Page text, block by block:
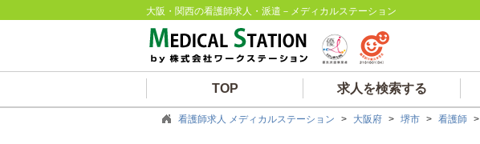
大阪・関西の看護師求人・派遣－メディカルステーション
TOP 求人を検索する
看護師求人 メディカルステーション > 大阪府 > 堺市 > 看護師 >